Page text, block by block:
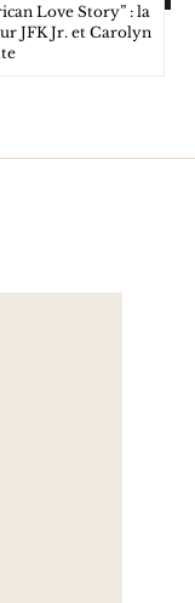
Love Story” : la
JFK Jr. et Carolyn